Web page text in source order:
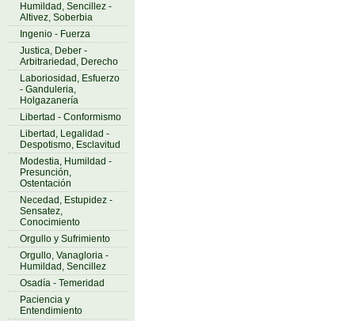
Humildad, Sencillez -
Altivez, Soberbia
Ingenio - Fuerza
Justica, Deber -
Arbitrariedad, Derecho
Laboriosidad, Esfuerzo
- Ganduleria,
Holgazanería
Libertad - Conformismo
Libertad, Legalidad -
Despotismo, Esclavitud
Modestia, Humildad -
Presunción,
Ostentación
Necedad, Estupidez -
Sensatez,
Conocimiento
Orgullo y Sufrimiento
Orgullo, Vanagloria -
Humildad, Sencillez
Osadía - Temeridad
Paciencia y
Entendimiento